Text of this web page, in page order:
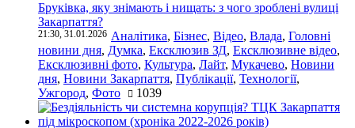
Бруківка, яку знімають і нищать: з чого зроблені вулиці
Закарпаття?
21:30, 31.01.2026 Аналітика, Бізнес, Відео, Влада, Головні
новини дня, Думка, Ексклюзив ЗД, Ексклюзивне відео,
Ексклюзивні фото, Культура, Лайт, Мукачево, Новини
дня, Новини Закарпаття, Публікації, Технології,
Ужгород, Фото 1039